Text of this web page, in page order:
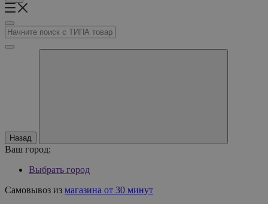
Назад
Ваш город:
Выбрать город
Самовывоз из магазина от 30 минут